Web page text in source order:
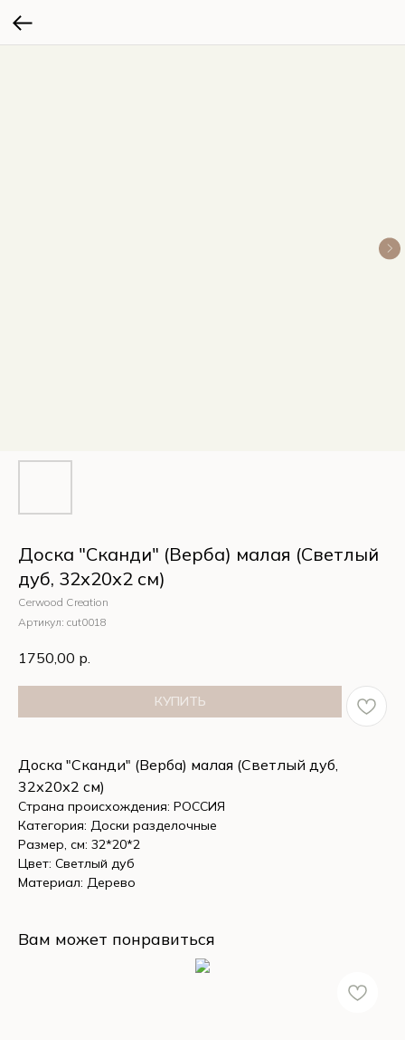
Доска "Сканди" (Верба) малая (Светлый
дуб, 32х20х2 см)
Cerwood Creation
Артикул: cut0018
1750,00 р.
КУПИТЬ
Доска "Сканди" (Верба) малая (Светлый дуб,
32х20х2 см)
Страна происхождения: РОССИЯ
Категория: Доски разделочные
Размер, см: 32*20*2
Цвет: Светлый дуб
Материал: Дерево
Вам может понравиться